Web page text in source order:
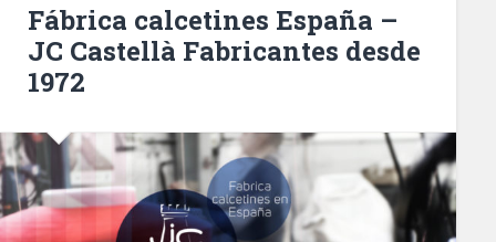
Fábrica calcetines España –
JC Castellà Fabricantes desde
1972